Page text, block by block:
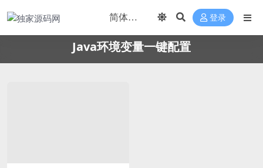
登录
Java环境变量一键配置